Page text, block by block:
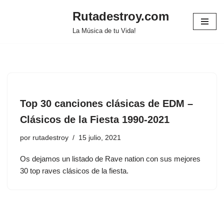
Rutadestroy.com
La Música de tu Vida!
Top 30 canciones clásicas de EDM –
Clásicos de la Fiesta 1990-2021
por rutadestroy 15 julio, 2021
Os dejamos un listado de Rave nation con sus mejores
30 top raves clásicos de la fiesta.